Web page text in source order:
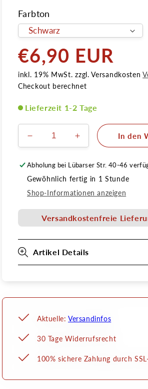
Farbton
Normaler
Preis
€6,90 EUR
inkl. 19% MwSt. zzgl. Versandkosten
Checkout berechnet
Lieferzeit 1-2 Tage
Verringere
die
Menge
Senjo
Color
Bodypainting
Farbe
Erhöhe
die
Menge
Senjo
Color
Bodypainting
Farbe
In den
Abholung bei Lübarser Str. 40-46
Gewöhnlich fertig in 1 Stunde
Shop-Informationen anzeigen
Versandkostenfreie
Artikel Details
Aktuelle: Versandinfos
30 Tage Widerrufsrecht
100% sichere Zahlung durch